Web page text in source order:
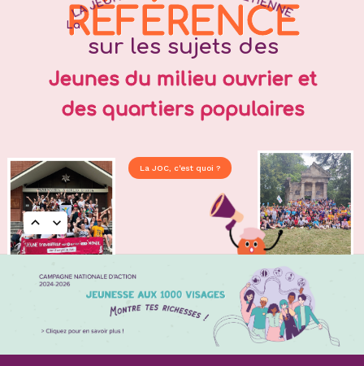
keyboard_arrow_up keyboard_arrow_down
La JOC, c'est quoi ?
La
sur les sujets des
RÉFÉRENCE
Jeunes du milieu ouvrier et
des quartiers populaires